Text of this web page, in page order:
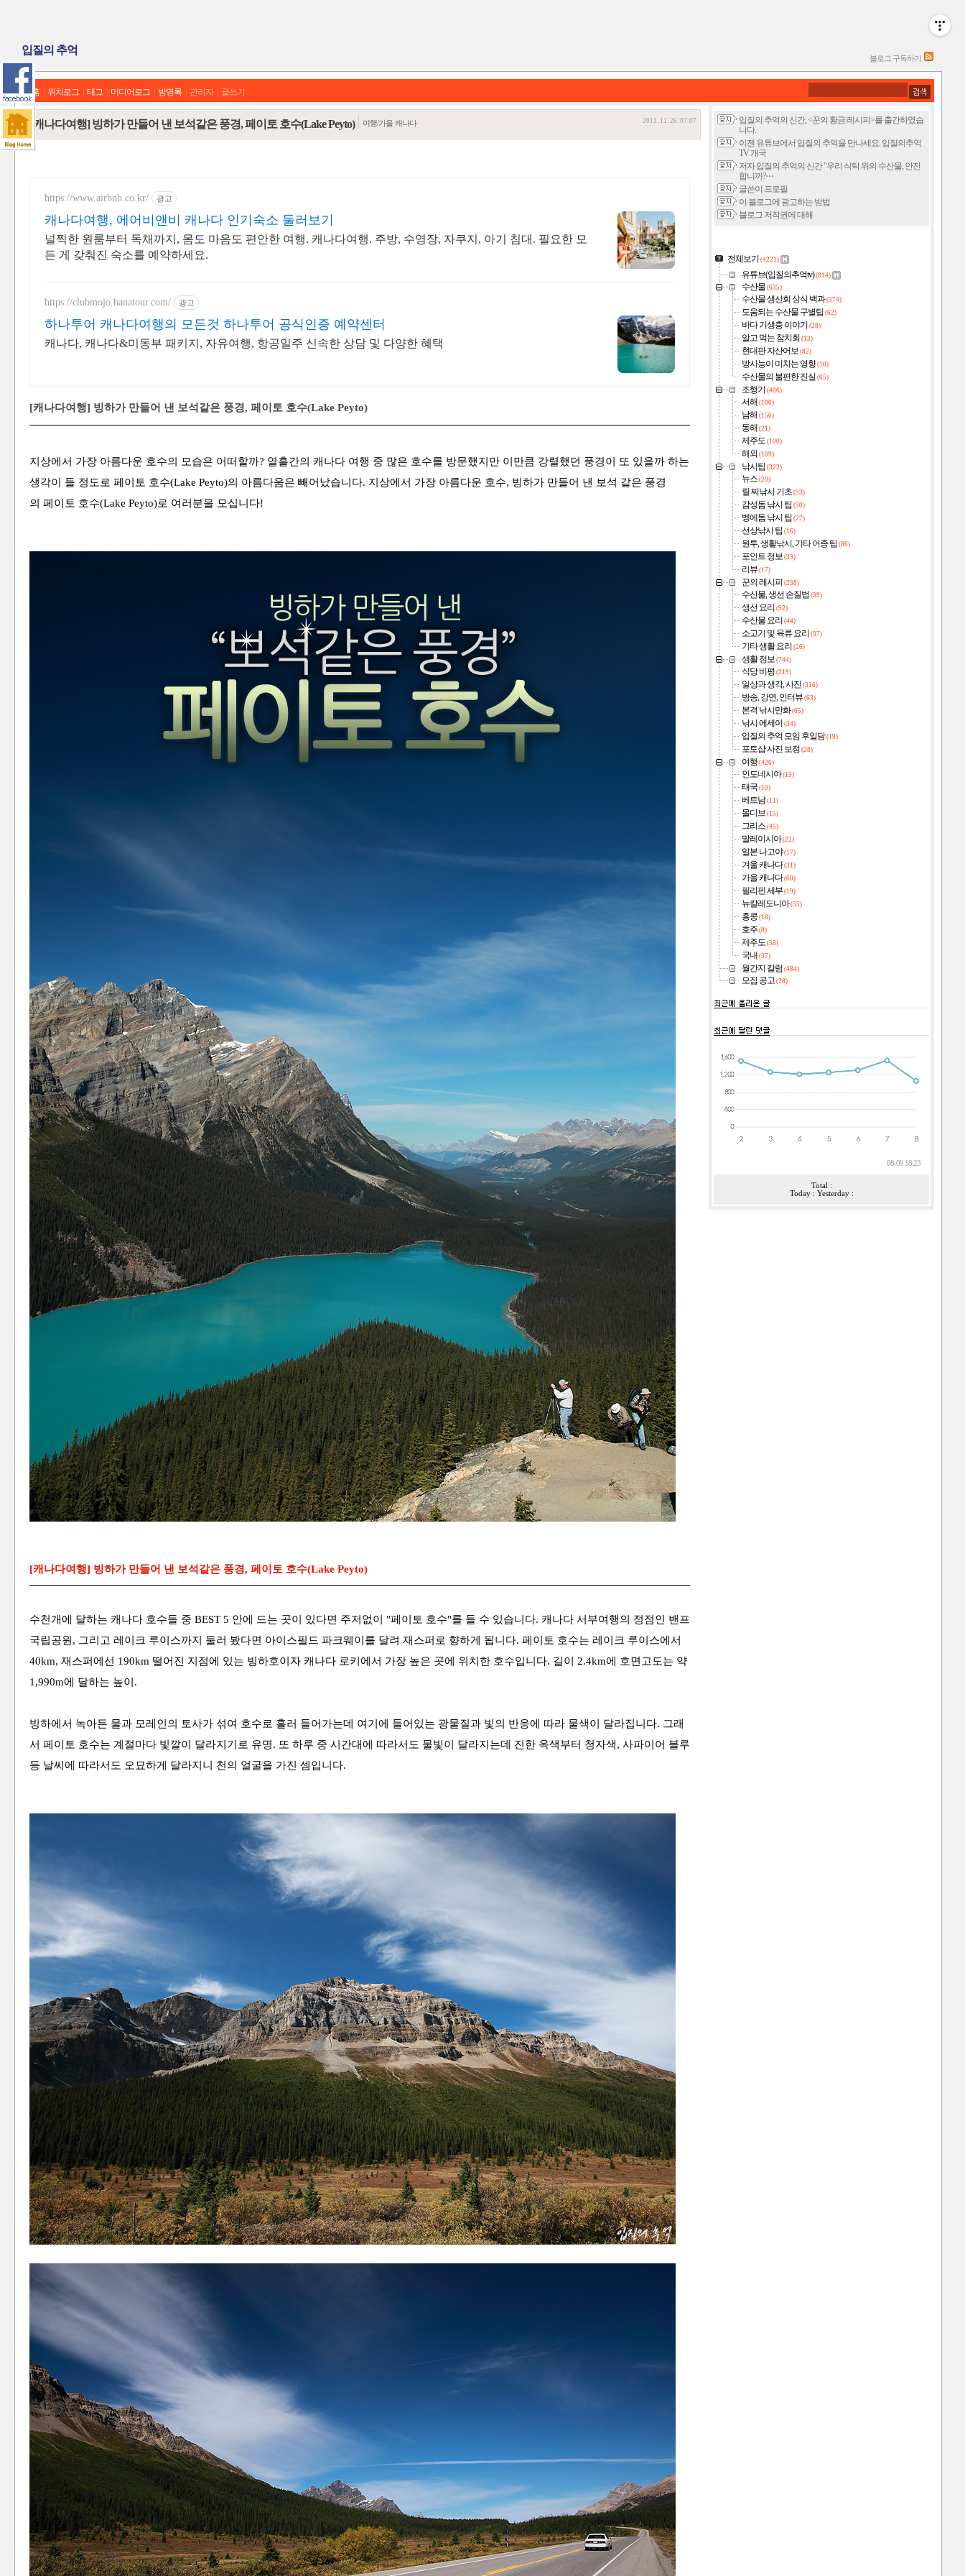
입질의 추억
블로그 구독하기
홈 위치로그 태그 미디어로그 방명록 관리자 글쓰기
[캐나다여행] 빙하가 만들어 낸 보석같은 풍경, 페이토 호수(Lake Peyto) 여행/가을 캐나다 2011. 11. 26. 07:07
https://www.airbnb.co.kr/ 광고
캐나다여행, 에어비앤비 캐나다 인기숙소 둘러보기
널찍한 원룸부터 독채까지, 몸도 마음도 편안한 여행. 캐나다여행. 주방, 수영장, 자쿠지, 아기 침대. 필요한 모
든 게 갖춰진 숙소를 예약하세요.
https://clubmojo.hanatour.com/ 광고
하나투어 캐나다여행의 모든것 하나투어 공식인증 예약센터
캐나다, 캐나다&미동부 패키지, 자유여행, 항공일주 신속한 상담 및 다양한 혜택
[캐나다여행] 빙하가 만들어 낸 보석같은 풍경, 페이토 호수(Lake Peyto)
지상에서 가장 아름다운 호수의 모습은 어떠할까? 열흘간의 캐나다 여행 중 많은 호수를 방문했지만 이만큼 강렬했던 풍경이 또 있을까 하는
생각이 들 정도로 페이토 호수(Lake Peyto)의 아름다움은 빼어났습니다. 지상에서 가장 아름다운 호수, 빙하가 만들어 낸 보석 같은 풍경
의 페이토 호수(Lake Peyto)로 여러분을 모십니다!
[캐나다여행] 빙하가 만들어 낸 보석같은 풍경, 페이토 호수(Lake Peyto)
수천개에 달하는 캐나다 호수들 중 BEST 5 안에 드는 곳이 있다면 주저없이 "페이토 호수"를 들 수 있습니다. 캐나다 서부여행의 정점인 밴프
국립공원, 그리고 레이크 루이스까지 둘러 봤다면 아이스필드 파크웨이를 달려 재스퍼로 향하게 됩니다. 페이토 호수는 레이크 루이스에서
40km, 재스퍼에선 190km 떨어진 지점에 있는 빙하호이자 캐나다 로키에서 가장 높은 곳에 위치한 호수입니다. 길이 2.4km에 호면고도는 약
1,990m에 달하는 높이.
빙하에서 녹아든 물과 모레인의 토사가 섞여 호수로 흘러 들어가는데 여기에 들어있는 광물질과 빛의 반응에 따라 물색이 달라집니다. 그래
서 페이토 호수는 계절마다 빛깔이 달라지기로 유명. 또 하루 중 시간대에 따라서도 물빛이 달라지는데 진한 옥색부터 청자색, 사파이어 블루
등 날씨에 따라서도 오묘하게 달라지니 천의 얼굴을 가진 셈입니다.
입질의 추억의 신간, <꾼의 황금 레시피>를 출간하였습
니다.
이젠 유튜브에서 입질의 추억을 만나세요. 입질의추억
TV 개국
저자 입질의 추억의 신간 "우리 식탁 위의 수산물, 안전
합니까?⋯
글쓴이 프로필
이 블로그에 광고하는 방법
블로그 저작권에 대해
카테고리
전체보기 (4221)
유튜브(입질의추억tv)(814)
수산물 (635)
수산물 생선회 상식 백과(374)
도움되는 수산물 구별팁 (62)
바다 기생충 이야기 (28)
알고 먹는 참치회 (13)
현대판 자산어보 (82)
방사능이 미치는 영향(10)
수산물의 불편한 진실 (65)
조행기 (486)
서해 (100)
남해 (156)
동해 (21)
제주도 (100)
해외 (109)
낚시팁(322)
뉴스 (20)
릴 찌낚시 기초 (93)
감성돔 낚시 팁 (30)
벵에돔 낚시 팁 (27)
선상낚시 팁 (16)
원투, 생활낚시, 기타 어종 팁 (86)
포인트 정보 (33)
리뷰 (17)
꾼의 레시피 (238)
수산물, 생선 손질법 (39)
생선 요리 (92)
수산물 요리 (44)
소고기 및 육류 요리 (37)
기타 생활 요리 (26)
생활 정보 (744)
식당 비평 (219)
일상과 생각, 사진 (316)
방송, 강연, 인터뷰 (63)
본격 낚시만화(65)
낚시 에세이 (34)
입질의 추억 모임 후일담(19)
포토샵 사진 보정 (28)
여행 (426)
인도네시아(15)
태국 (10)
베트남(11)
몰디브 (15)
그리스 (45)
말레이시아(22)
일본 나고야(17)
겨울 캐나다(31)
가을 캐나다(60)
필리핀 세부 (19)
뉴칼레도니아(55)
홍콩 (18)
호주 (8)
제주도 (58)
국내 (37)
월간지 칼럼 (484)
모집 공고 (28)
08-09 18:23
Total :
Today : Yesterday :